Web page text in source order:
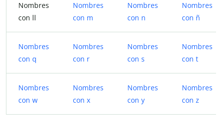
Nombres
con ll
Nombres
con m
Nombres
con n
Nombres
con ñ
Nombres
con q
Nombres
con r
Nombres
con s
Nombres
con t
Nombres
con w
Nombres
con x
Nombres
con y
Nombres
con z